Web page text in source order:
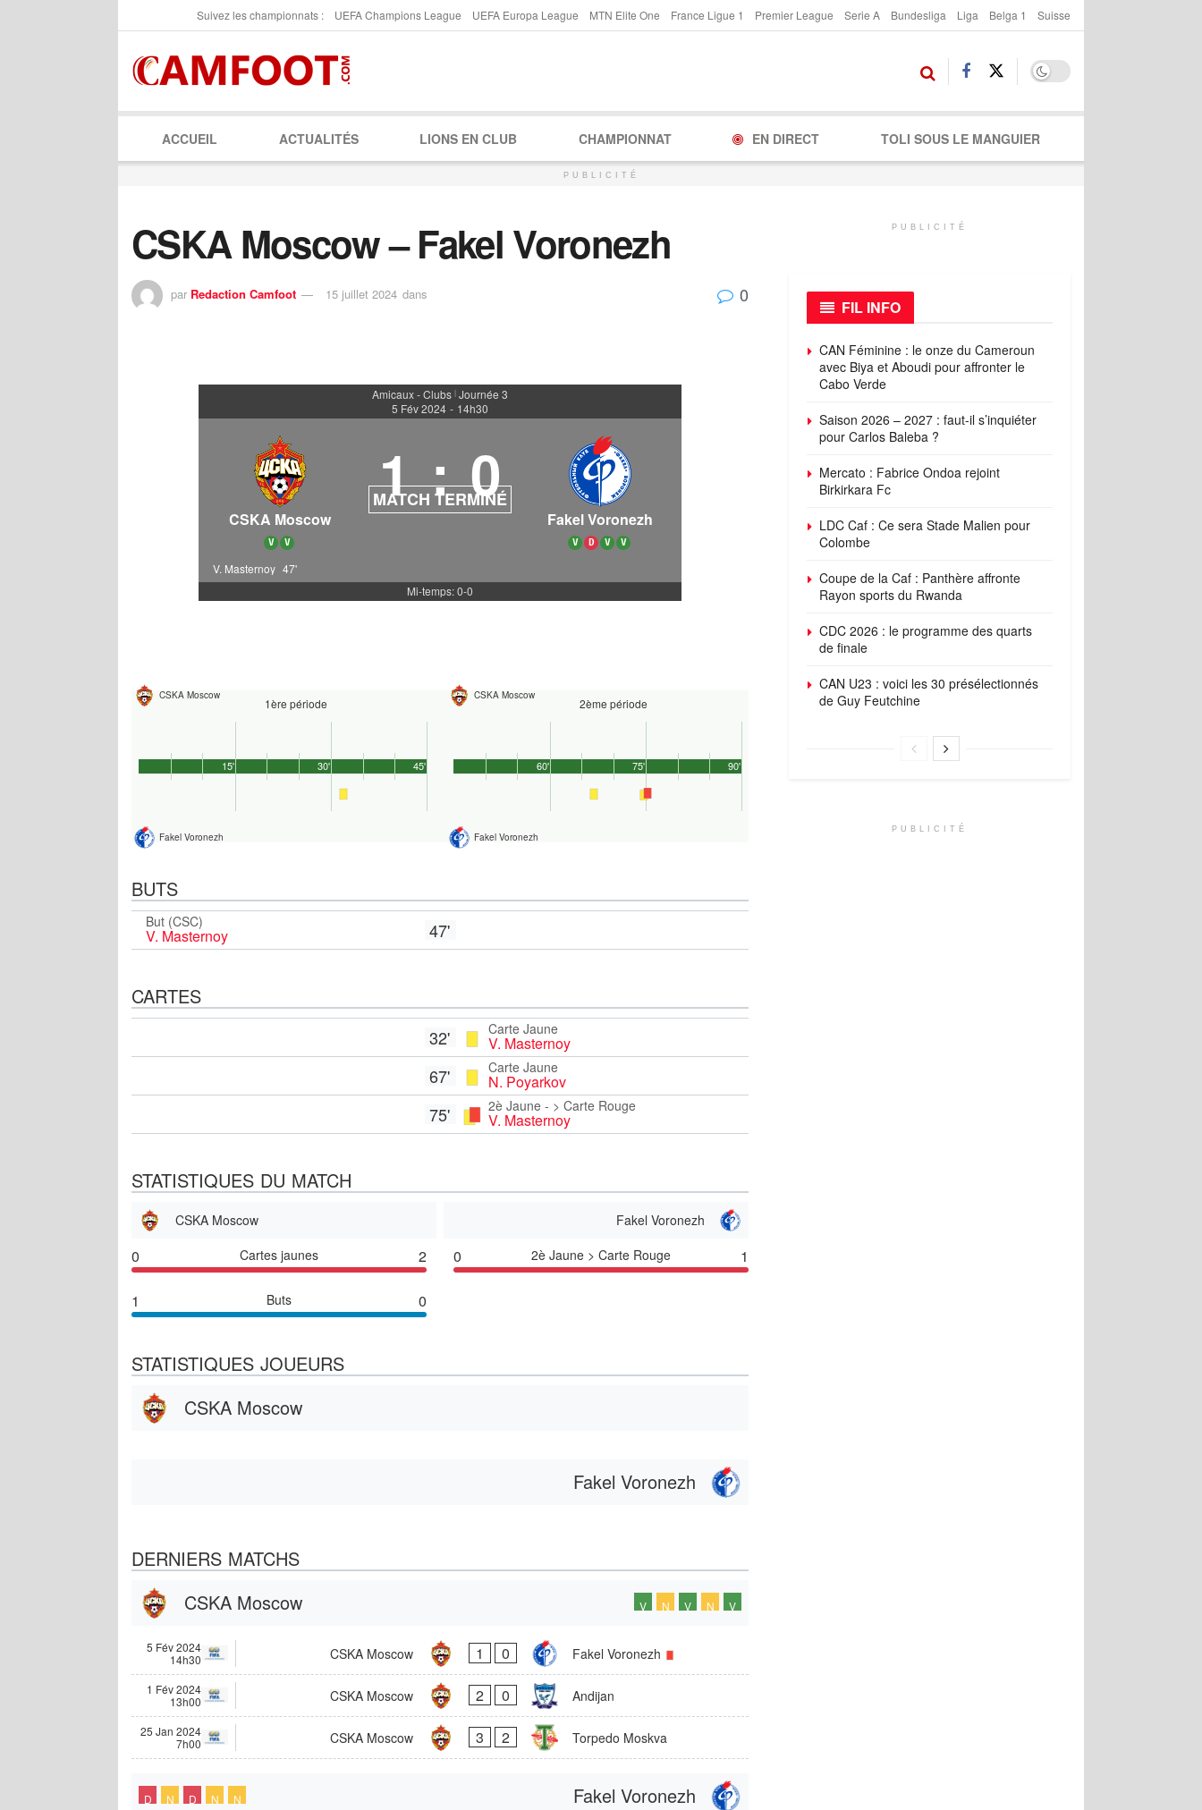
Suivez les championnats : UEFA Champions League UEFA Europa League MTN Elite One France Ligue 1 Premier League Serie A Bundesliga Liga Belga 1 Suisse
ACCUEIL ACTUALITÉS LIONS EN CLUB CHAMPIONNAT EN DIRECT TOLI SOUS LE MANGUIER
PUBLICITÉ
CSKA Moscow – Fakel Voronezh
par Redaction Camfoot 15 juillet 2024 dans 0
Amicaux - Clubs | Journée 3
5 Fév 2024 - 14h30
CSKA Moscow
V V
1 : 0
MATCH TERMINÉ
Fakel Voronezh
V D V V
V. Masternoy 47'
Mi-temps: 0-0
CSKA Moscow
1ère période
Fakel Voronezh
45'
15' 30'
CSKA Moscow
2ème période
Fakel Voronezh
90'
60' 75'
BUTS
But (CSC)
V. Masternoy 47'
CARTES
32' Carte Jaune
V. Masternoy
67' Carte Jaune
N. Poyarkov
75' 2è Jaune - > Carte Rouge
V. Masternoy
STATISTIQUES DU MATCH
CSKA Moscow Fakel Voronezh
0 Cartes jaunes 2 0 2è Jaune > Carte Rouge 1
1 Buts 0
STATISTIQUES JOUEURS
CSKA Moscow
Fakel Voronezh
DERNIERS MATCHS
CSKA Moscow
V N V N V
5 Fév 2024
14h30
CSKA Moscow 1 0 Fakel Voronezh
1 Fév 2024
13h00
CSKA Moscow 2 0 Andijan
25 Jan 2024
7h00
CSKA Moscow 3 2 Torpedo Moskva
Fakel Voronezh
D N D N N
PUBLICITÉ
FIL INFO
CAN Féminine : le onze du Cameroun
avec Biya et Aboudi pour affronter le
Cabo Verde
Saison 2026 – 2027 : faut-il s’inquiéter
pour Carlos Baleba ?
Mercato : Fabrice Ondoa rejoint
Birkirkara Fc
LDC Caf : Ce sera Stade Malien pour
Colombe
Coupe de la Caf : Panthère affronte
Rayon sports du Rwanda
CDC 2026 : le programme des quarts
de finale
CAN U23 : voici les 30 présélectionnés
de Guy Feutchine
PUBLICITÉ